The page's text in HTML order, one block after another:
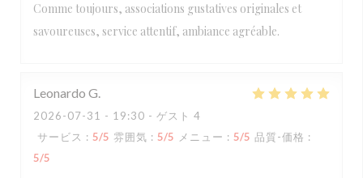
Comme toujours, associations gustatives originales et
savoureuses, service attentif, ambiance agréable.
Leonardo G
2026-07-31 - 19:30 - ゲスト 4
サービス : 5/5 雰囲気 : 5/5 メニュー : 5/5 品質-価格 :
5/5